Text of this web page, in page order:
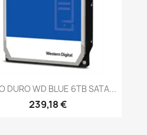
Vista rápida
DURO WD BLUE 6TB SATA...
239,18 €